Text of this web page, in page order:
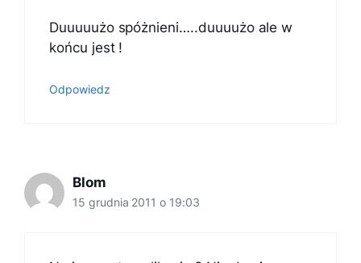
Duuuuużo spóżnieni…..duuuużo ale w
końcu jest !
Odpowiedz
Blom
15 grudnia 2011 o 19:03